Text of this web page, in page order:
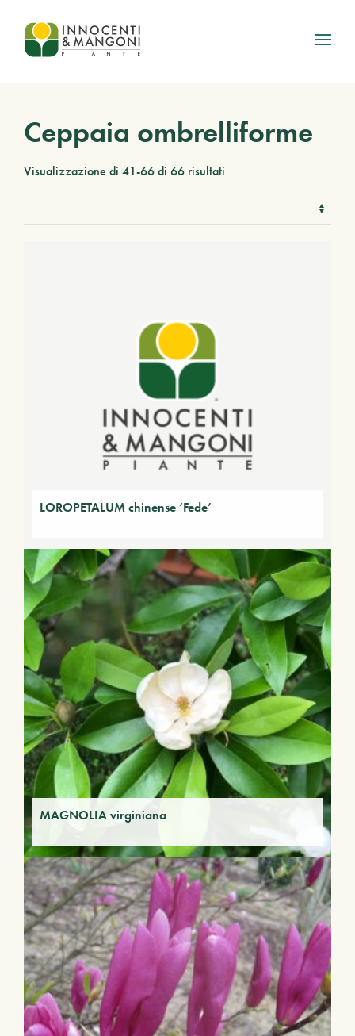
Skip to main content
Ceppaia ombrelliforme
Visualizzazione di 41-66 di 66 risultati
LOROPETALUM chinense ‘Fede’
MAGNOLIA virginiana